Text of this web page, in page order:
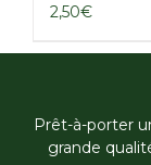
2,50€
Prêt-à-porter
grande